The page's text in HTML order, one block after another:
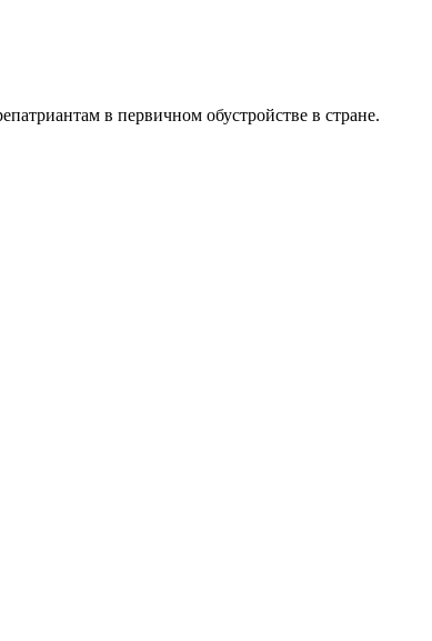
в первичном обустройстве в стране.